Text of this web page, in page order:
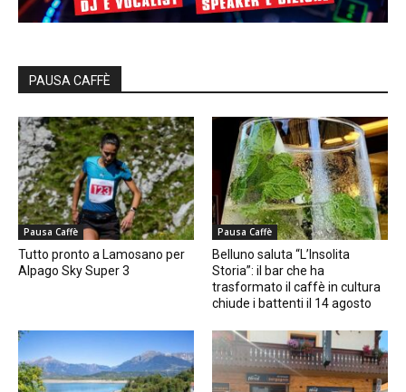
PAUSA CAFFÈ
Pausa Caffè
Tutto pronto a Lamosano per
Alpago Sky Super 3
Pausa Caffè
Belluno saluta “L’Insolita
Storia”: il bar che ha
trasformato il caffè in cultura
chiude i battenti il 14 agosto